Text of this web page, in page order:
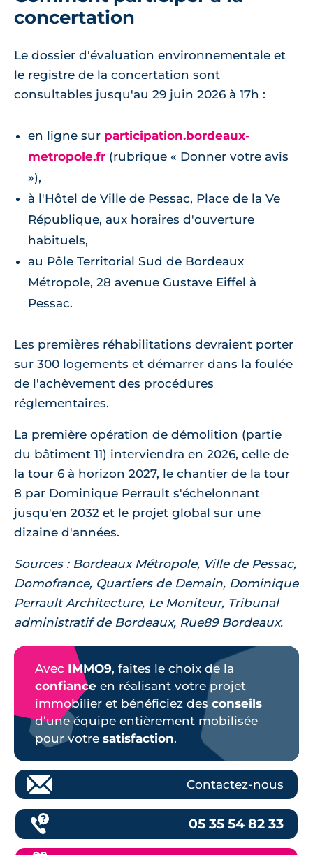
concertation
Le dossier d'évaluation environnementale et
le registre de la concertation sont
consultables jusqu'au 29 juin 2026 à 17h :
en ligne sur participation.bordeaux-
metropole.fr (rubrique « Donner votre avis
»),
à l'Hôtel de Ville de Pessac, Place de la Ve
République, aux horaires d'ouverture
habituels,
au Pôle Territorial Sud de Bordeaux
Métropole, 28 avenue Gustave Eiffel à
Pessac.
Les premières réhabilitations devraient porter
sur 300 logements et démarrer dans la foulée
de l'achèvement des procédures
réglementaires.
La première opération de démolition (partie
du bâtiment 11) interviendra en 2026, celle de
la tour 6 à horizon 2027, le chantier de la tour
8 par Dominique Perrault s'échelonnant
jusqu'en 2032 et le projet global sur une
dizaine d'années.
Sources : Bordeaux Métropole, Ville de Pessac,
Domofrance, Quartiers de Demain, Dominique
Perrault Architecture, Le Moniteur, Tribunal
administratif de Bordeaux, Rue89 Bordeaux.
Avec IMMO9, faites le choix de la
confiance en réalisant votre projet
immobilier et bénéficiez des conseils
d’une équipe entièrement mobilisée
pour votre satisfaction.
Contactez-nous
05 35 54 82 33